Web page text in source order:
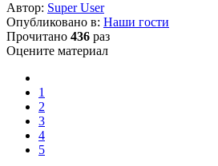
Автор: Super User
Опубликовано в: Наши гости
Прочитано 436 раз
Оцените материал
1
2
3
4
5